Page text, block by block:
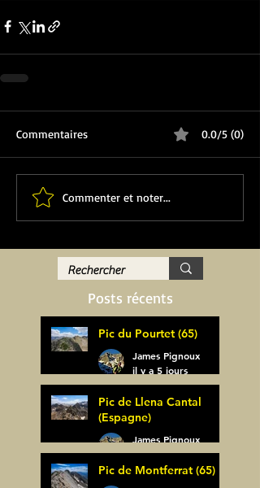
Commentaires 0.0/5 (0)
Commenter et noter...
Posts récents
Pic du Pourtet (65)
James Pignoux
il y a 5 jours
Pic de Llena Cantal
(Espagne)
James Pignoux
30 juil.
Pic de Montferrat (65)